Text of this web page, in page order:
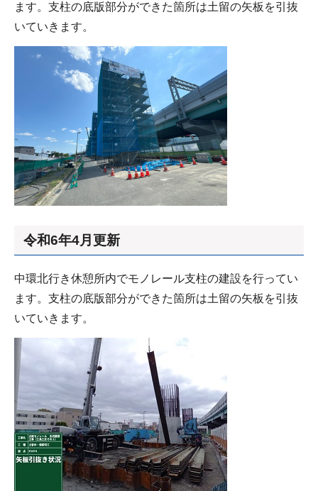
ます。支柱の底版部分ができた箇所は土留の矢板を引抜
いていきます。
令和6年4月更新
中環北行き休憩所内でモノレール支柱の建設を行ってい
ます。支柱の底版部分ができた箇所は土留の矢板を引抜
いていきます。